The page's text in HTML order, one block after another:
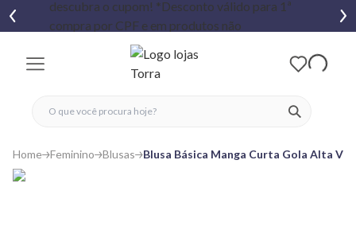
ver
fechar menu
fechar menu
favoritos
Home Feminino Blusas Blusa Básica Manga Curta Gola Alta